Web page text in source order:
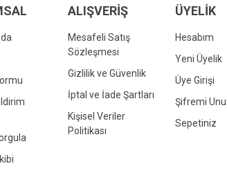
Bu ürüne benzer farklı alternatifler olmalı.
ALIŞVERİŞ
Mesafeli Satış
Sözleşmesi
Gizlilik ve Güvenlik
İptal ve İade Şartları
Kişisel Veriler
Politikası
ÜYELİK
Hesabım
Yeni Üyelik
Üye Girişi
Şifremi
Sepetiniz